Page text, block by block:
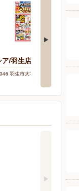
/羽生店
羽生市大字中岩瀬700